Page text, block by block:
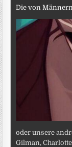
Die von
oder unsere
Gilman,